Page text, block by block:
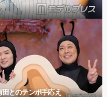
田とのテンポ手応え